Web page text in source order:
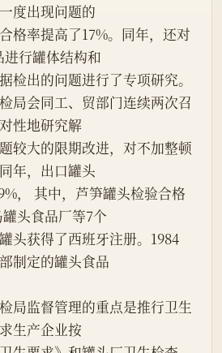
度出现问题的
格率提高了17%。同年，还对
进行罐体结构和
检出的问题进行了专项研究。
性地研究解
较大的限期改进，对不加整顿
年，出口罐头
， 其中，芦笋罐头检验合格
头食品厂等7个
头获得了西班牙注册。1984
制定的罐头食品
生产企业按